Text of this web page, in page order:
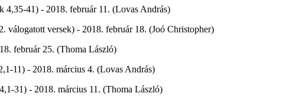
4,35-41) - 2018. február 11. (Lovas András)
válogatott versek) - 2018. február 18. (Joó Christopher)
február 25. (Thoma László)
11) - 2018. március 4. (Lovas András)
31) - 2018. március 11. (Thoma László)